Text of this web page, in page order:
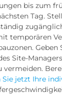
bis zum
Tag.
temporären
Geben
Site-
vermeiden.
Sie jetzt Ihre